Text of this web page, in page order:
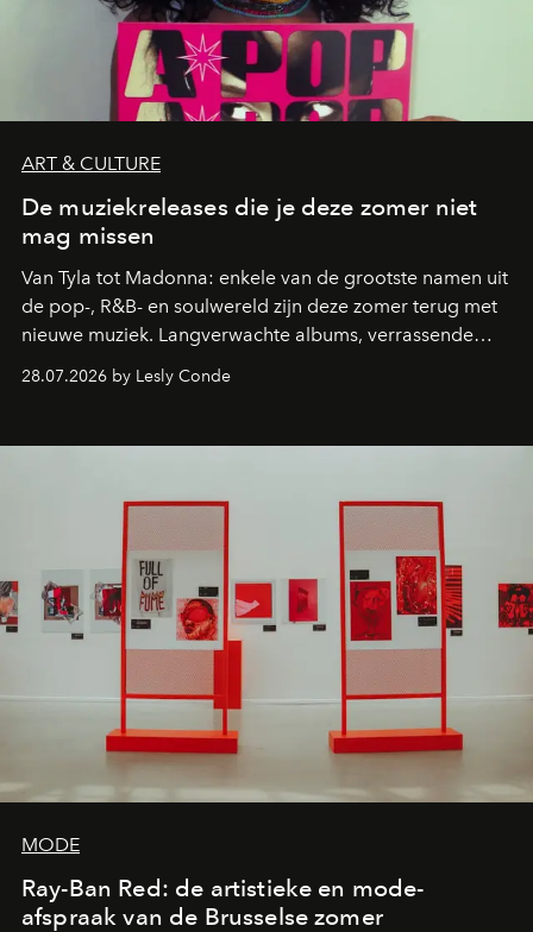
ART & CULTURE
De muziekreleases die je deze zomer niet
mag missen
Van Tyla tot Madonna: enkele van de grootste namen uit
de pop-, R&B- en soulwereld zijn deze zomer terug met
nieuwe muziek. Langverwachte albums, verrassende
de releases die je niet mag missen.
28.07.2026 by Lesly Conde
MODE
Ray-Ban Red: de artistieke en mode-
afspraak van de Brusselse zomer